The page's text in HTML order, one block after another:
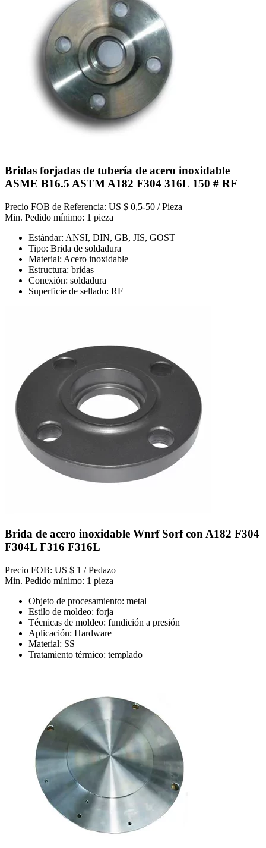
Bridas forjadas de tubería de acero inoxidable
ASME B16.5 ASTM A182 F304 316L 150 # RF
Precio FOB de Referencia: US $ 0,5-50 / Pieza
Min. Pedido mínimo: 1 pieza
Estándar: ANSI, DIN, GB, JIS, GOST
Tipo: Brida de soldadura
Material: Acero inoxidable
Estructura: bridas
Conexión: soldadura
Superficie de sellado: RF
Brida de acero inoxidable Wnrf Sorf con A182 F304
F304L F316 F316L
Precio FOB: US $ 1 / Pedazo
Min. Pedido mínimo: 1 pieza
Objeto de procesamiento: metal
Estilo de moldeo: forja
Técnicas de moldeo: fundición a presión
Aplicación: Hardware
Material: SS
Tratamiento térmico: templado